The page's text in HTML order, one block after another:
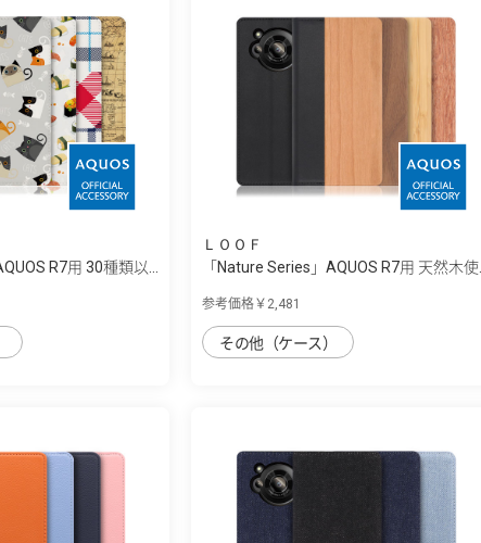
R7用 30種類以...
ＬＯＯＦ
「Nature Series」AQUOS R7用 天然木使...
参考価格￥2,481
その他（ケース）